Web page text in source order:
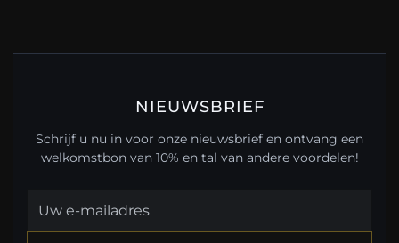
NIEUWSBRIEF
Schrijf u nu in voor onze nieuwsbrief en ontvang een
welkomstbon van 10% en tal van andere voordelen!